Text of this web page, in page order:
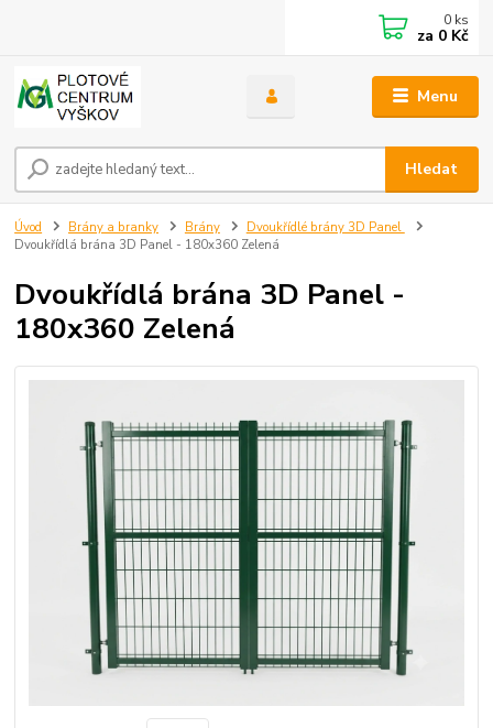
Menu
Hledat
0 ks
za 0 Kč
Úvod Brány a branky Brány
Dvoukřídlé brány 3D Panel
Dvoukřídlá brána 3D Panel - 180x360 Zelená
Dvoukřídlá brána 3D Panel -
180x360 Zelená